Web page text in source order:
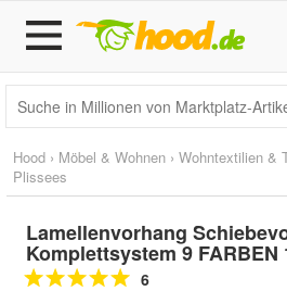
Hood › Möbel & Wohnen › Wohntextilien &
Plissees
Lamellenvorhang
Komplettsystem 9 FARBEN
6